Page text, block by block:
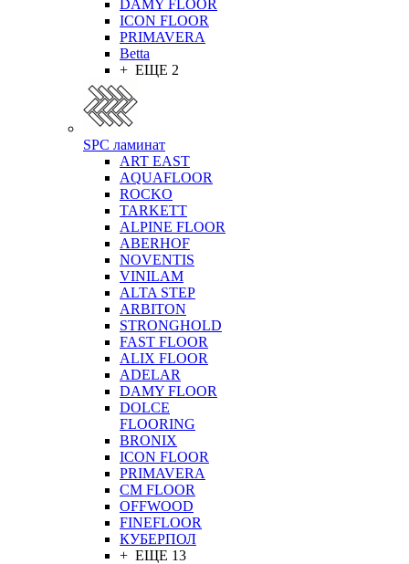
DAMY FLOOR
ICON FLOOR
PRIMAVERA
Betta
+ ЕЩЕ 2
SPC ламинат
ART EAST
AQUAFLOOR
ROCKO
TARKETT
ALPINE FLOOR
ABERHOF
NOVENTIS
VINILAM
ALTA STEP
ARBITON
STRONGHOLD
FAST FLOOR
ALIX FLOOR
ADELAR
DAMY FLOOR
DOLCE
FLOORING
BRONIX
ICON FLOOR
PRIMAVERA
CM FLOOR
OFFWOOD
FINEFLOOR
КУБЕРПОЛ
+ ЕЩЕ 13